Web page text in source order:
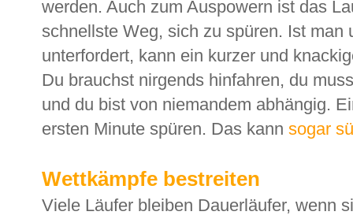
werden. Auch zum Auspowern ist das
schnellste Weg, sich zu spüren. Ist man
unterfordert, kann ein kurzer und
Du brauchst nirgends hinfahren, du
und du bist von niemandem abhängig.
ersten Minute spüren. Das kann sogar
Wettkämpfe bestreiten
Viele Läufer bleiben Dauerläufer, wenn